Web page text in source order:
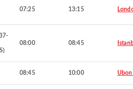
07:25 13:15
08:00 08:45
08:45 10:00 Ubon